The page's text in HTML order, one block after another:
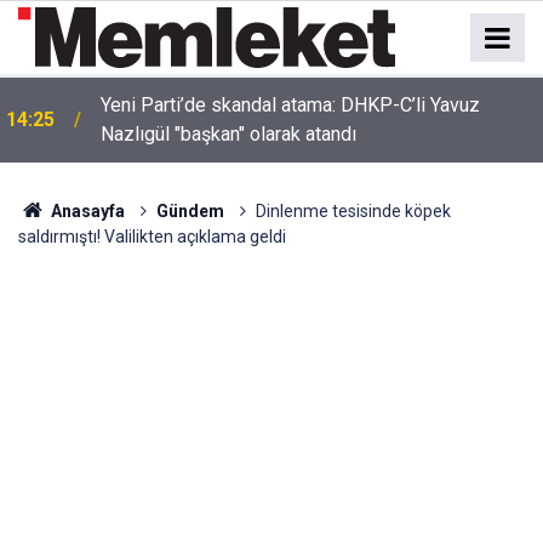
14:25
Yeni Parti’de skandal atama: DHKP-C’li Yavuz
Nazlıgül "başkan" olarak atandı
Anasayfa Gündem
Dinlenme tesisinde köpek
saldırmıştı! Valilikten açıklama geldi